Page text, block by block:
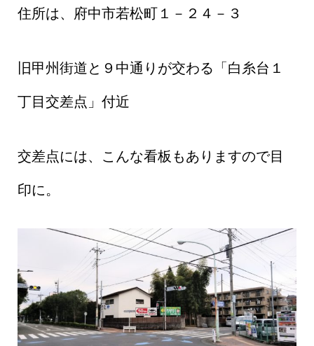
住所は、府中市若松町１－２４－３
旧甲州街道と９中通りが交わる「白糸台１
丁目交差点」付近
交差点には、こんな看板もありますので目
印に。